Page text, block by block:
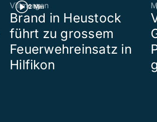
2 Min
Villmergen
Brand in Heustock
führt zu grossem
Feuerwehreinsatz in
Hilfikon